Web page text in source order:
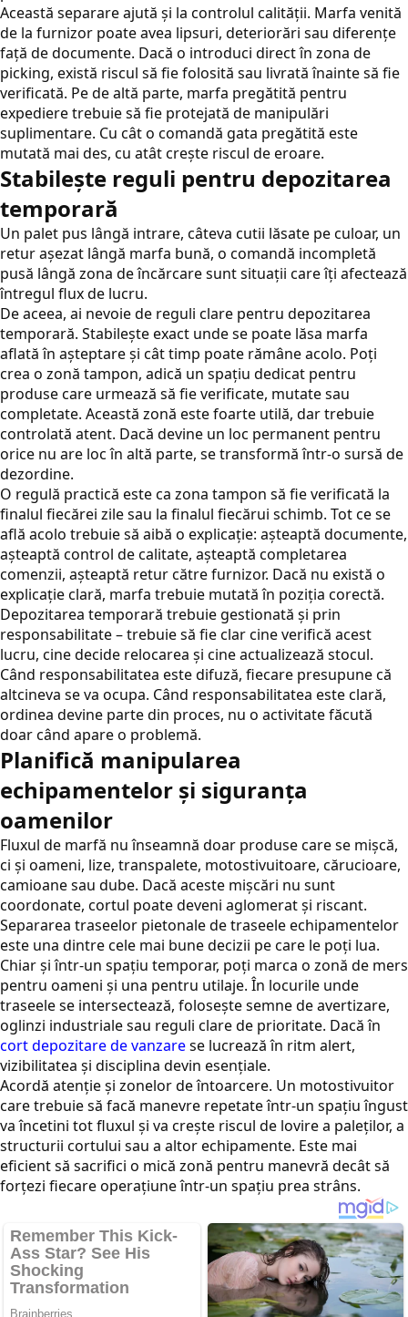
Această separare ajută și la controlul calității. Marfa venită
de la furnizor poate avea lipsuri, deteriorări sau diferențe
față de documente. Dacă o introduci direct în zona de
picking, există riscul să fie folosită sau livrată înainte să fie
verificată. Pe de altă parte, marfa pregătită pentru
expediere trebuie să fie protejată de manipulări
suplimentare. Cu cât o comandă gata pregătită este
mutată mai des, cu atât crește riscul de eroare.
Stabilește reguli pentru depozitarea
temporară
Un palet pus lângă intrare, câteva cutii lăsate pe culoar, un
retur așezat lângă marfa bună, o comandă incompletă
pusă lângă zona de încărcare sunt situații care îți afectează
întregul flux de lucru.
De aceea, ai nevoie de reguli clare pentru depozitarea
temporară. Stabilește exact unde se poate lăsa marfa
aflată în așteptare și cât timp poate rămâne acolo. Poți
crea o zonă tampon, adică un spațiu dedicat pentru
produse care urmează să fie verificate, mutate sau
completate. Această zonă este foarte utilă, dar trebuie
controlată atent. Dacă devine un loc permanent pentru
orice nu are loc în altă parte, se transformă într-o sursă de
dezordine.
O regulă practică este ca zona tampon să fie verificată la
finalul fiecărei zile sau la finalul fiecărui schimb. Tot ce se
află acolo trebuie să aibă o explicație: așteaptă documente,
așteaptă control de calitate, așteaptă completarea
comenzii, așteaptă retur către furnizor. Dacă nu există o
explicație clară, marfa trebuie mutată în poziția corectă.
Depozitarea temporară trebuie gestionată și prin
responsabilitate – trebuie să fie clar cine verifică acest
lucru, cine decide relocarea și cine actualizează stocul.
Când responsabilitatea este difuză, fiecare presupune că
altcineva se va ocupa. Când responsabilitatea este clară,
ordinea devine parte din proces, nu o activitate făcută
doar când apare o problemă.
Planifică manipularea
echipamentelor și siguranța
oamenilor
Fluxul de marfă nu înseamnă doar produse care se mișcă,
ci și oameni, lize, transpalete, motostivuitoare, cărucioare,
camioane sau dube. Dacă aceste mișcări nu sunt
coordonate, cortul poate deveni aglomerat și riscant.
Separarea traseelor pietonale de traseele echipamentelor
este una dintre cele mai bune decizii pe care le poți lua.
Chiar și într-un spațiu temporar, poți marca o zonă de mers
pentru oameni și una pentru utilaje. În locurile unde
traseele se intersectează, folosește semne de avertizare,
oglinzi industriale sau reguli clare de prioritate. Dacă în
cort depozitare de vanzarese lucrează în ritm alert,
vizibilitatea și disciplina devin esențiale.
Acordă atenție și zonelor de întoarcere. Un motostivuitor
care trebuie să facă manevre repetate într-un spațiu îngust
va încetini tot fluxul și va crește riscul de lovire a paleților, a
structurii cortului sau a altor echipamente. Este mai
eficient să sacrifici o mică zonă pentru manevră decât să
forțezi fiecare operațiune într-un spațiu prea strâns.